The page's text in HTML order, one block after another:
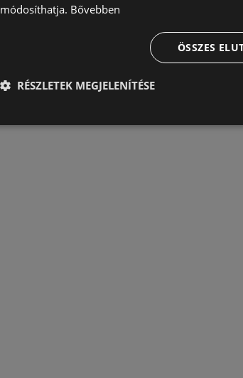
módosíthatja. Bővebben
ÖSSZES
RÉSZLETEK MEGJELENÍTÉSE